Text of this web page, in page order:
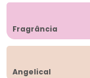
Fragrância
Angelical